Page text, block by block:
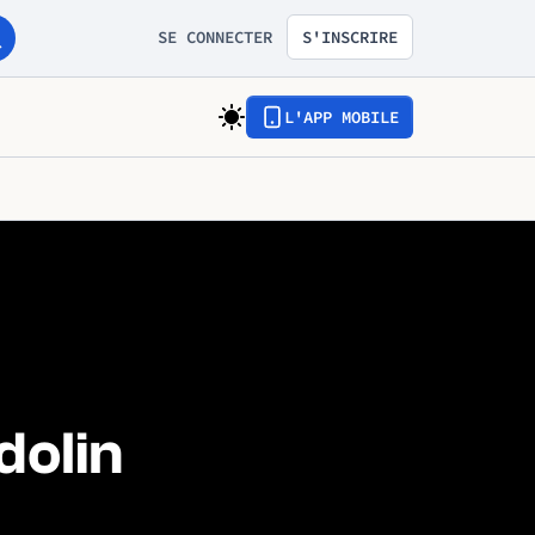
SE CONNECTER S'INSCRIRE
L'APP MOBILE